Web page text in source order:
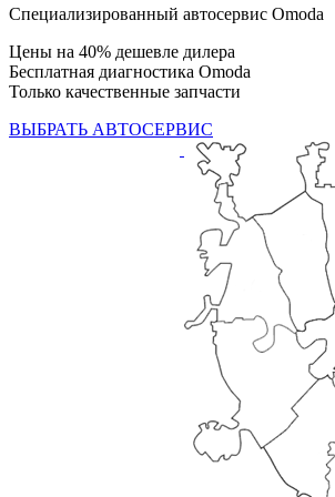
Специализированный автосервис Omoda
Цены на 40% дешевле дилера
Бесплатная диагностика Omoda
Только качественные запчасти
ВЫБРАТЬ АВТОСЕРВИС